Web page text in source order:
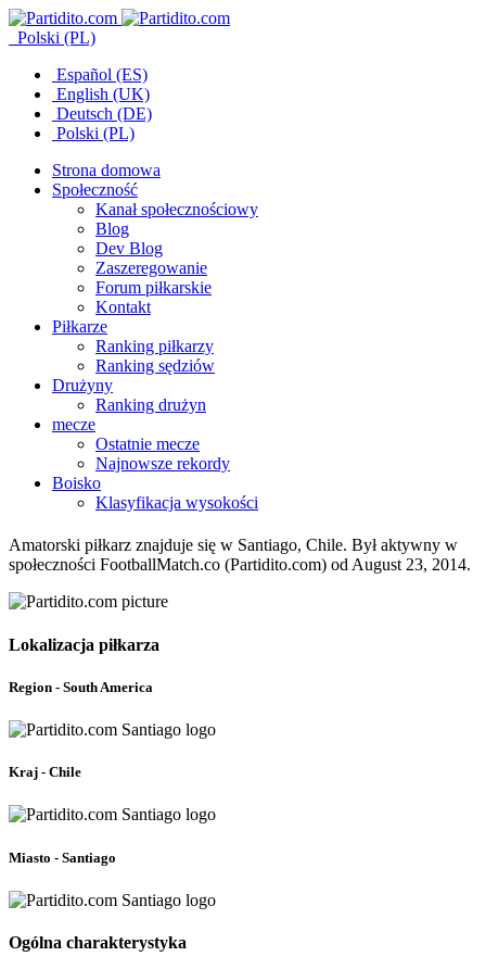
Polski (PL)
Español (ES)
English (UK)
Deutsch (DE)
Polski (PL)
Strona domowa
Społeczność
Kanał społecznościowy
Blog
Dev Blog
Zaszeregowanie
Forum piłkarskie
Kontakt
Piłkarze
Ranking piłkarzy
Ranking sędziów
Drużyny
Ranking drużyn
mecze
Ostatnie mecze
Najnowsze rekordy
Boisko
Klasyfikacja wysokości
Amatorski piłkarz znajduje się w Santiago, Chile. Był aktywny w
społeczności FootballMatch.co (Partidito.com) od August 23, 2014.
Lokalizacja piłkarza
Region - South America
Kraj - Chile
Miasto - Santiago
Ogólna charakterystyka